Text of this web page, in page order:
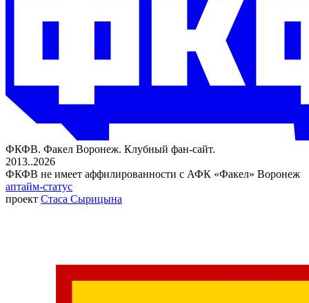
ФКФВ. Факел Воронеж. Клубный фан-сайт.
2013..2026
ФКФВ не имеет аффилированности с АФК «Факел» Воронеж
аптайм-статус
проект Стаса Сырицына